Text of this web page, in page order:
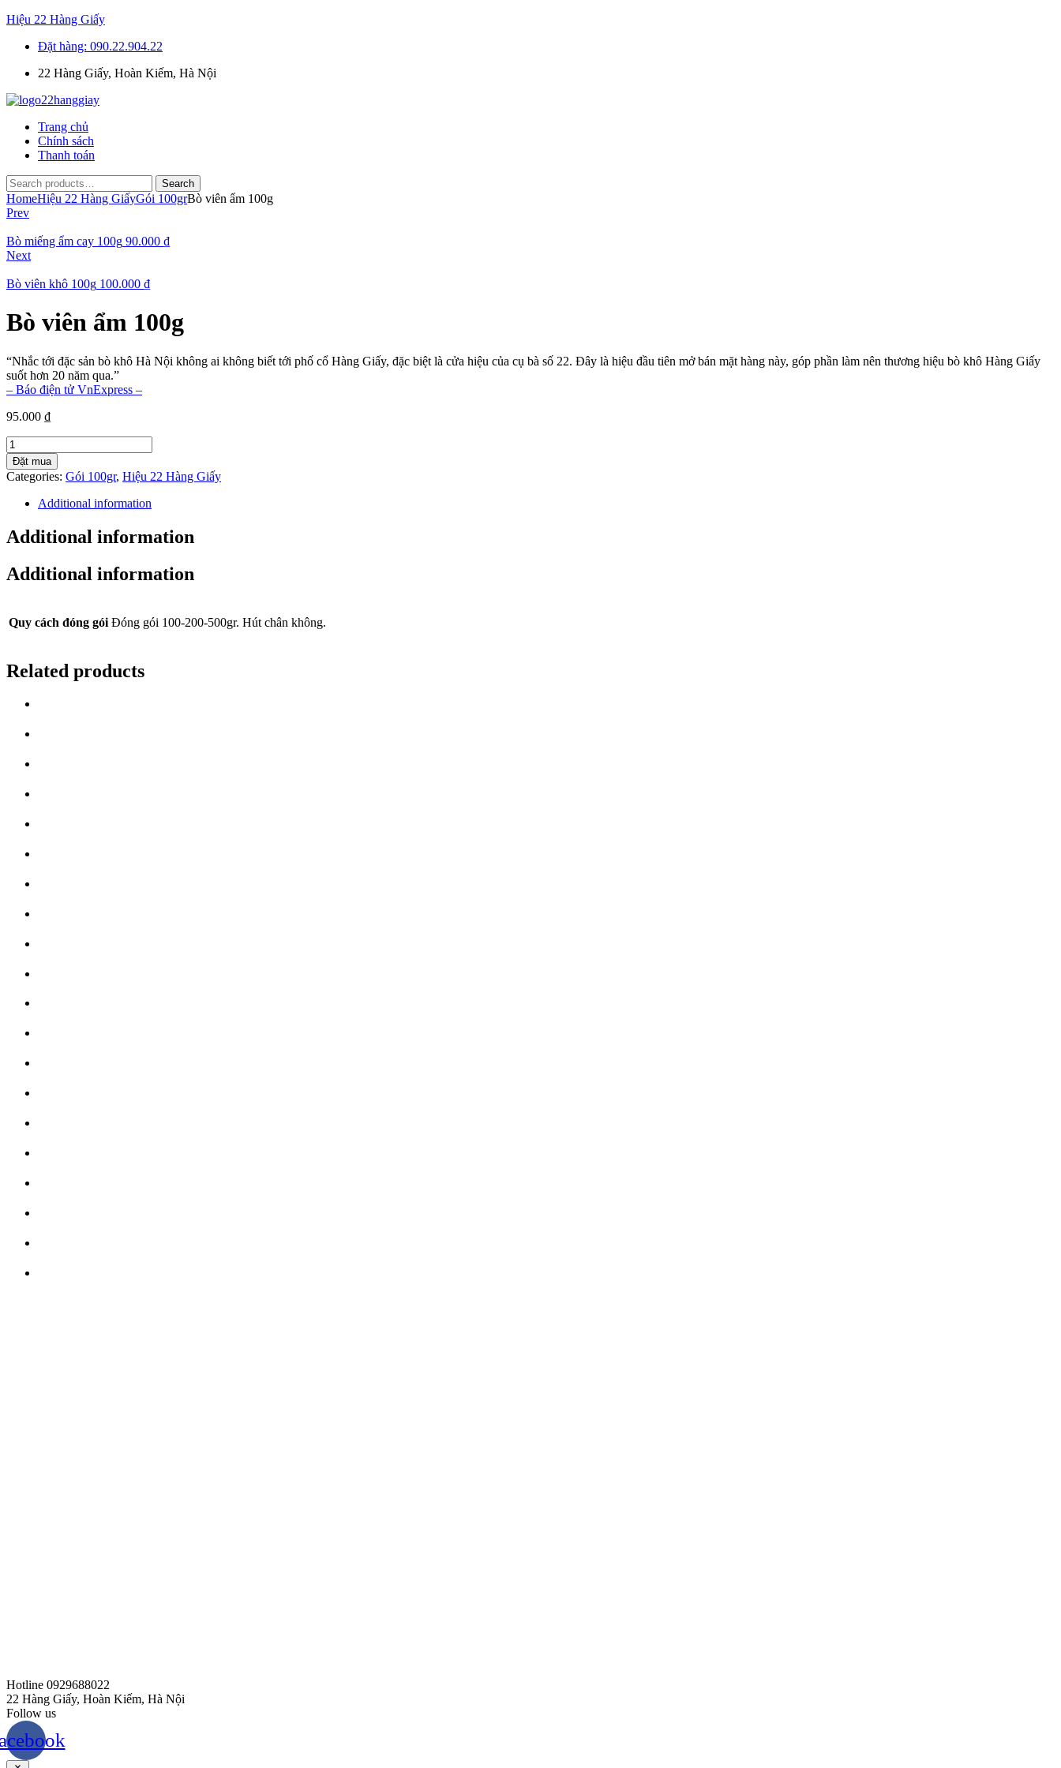
Hiệu 22 Hàng Giấy
Đặt hàng: 090.22.904.22
22 Hàng Giấy, Hoàn Kiếm, Hà Nội
Menu
Trang chủ
Chính sách
Thanh toán
Search
for:
Search
HomeHiệu 22 Hàng GiấyGói 100grBò viên ẩm 100g
Prev
Bò miếng ẩm cay 100g 90.000 ₫
Next
Bò viên khô 100g 100.000 ₫
Bò viên ẩm 100g
“Nhắc tới đặc sản bò khô Hà Nội không ai không biết tới phố cổ Hàng Giấy, đặc biệt là cửa hiệu của cụ bà số 22. Đây là hiệu đầu tiên mở bán mặt hàng này, góp phần làm nên thương hiệu bò khô Hàng Giấy
suốt hơn 20 năm qua.”
– Báo điện tử VnExpress –
95.000 ₫
Bò
viên
ẩm
100g
quantity
Đặt mua
Categories: Gói 100gr, Hiệu 22 Hàng Giấy
Additional information
Additional information
Additional information
Quy cách đóng gói Đóng gói 100-200-500gr. Hút chân không.
Related products
Hotline 0929688022
22 Hàng Giấy, Hoàn Kiếm, Hà Nội
Follow us